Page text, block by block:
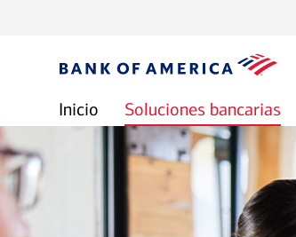
Inicio Soluciones bancarias